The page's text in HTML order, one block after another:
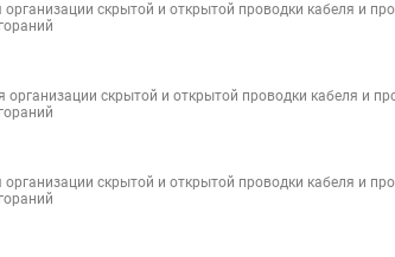
скрытой и открытой проводки кабеля и
организации скрытой и открытой проводки кабеля и
скрытой и открытой проводки кабеля и